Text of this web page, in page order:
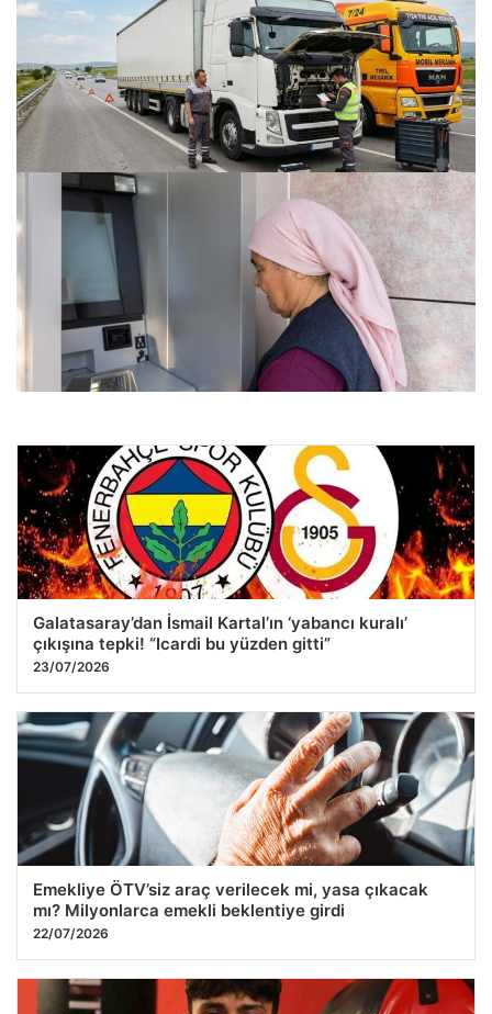
Gaziantep Şehir Geneli Araç Performans Sistemleri –
Gaziantep Akücü
24.07.2026 22:07
Emekli maaşı ödemeleri ne zaman yatacak? SGK, Bağ-Kur,
Emekli Sandığı maaş ödemeleri başladı
24.07.2026 12:29
Galatasaray’dan İsmail Kartal’ın ‘yabancı kuralı’
çıkışına tepki! “Icardi bu yüzden gitti”
23/07/2026
Emekliye ÖTV’siz araç verilecek mi, yasa çıkacak
mı? Milyonlarca emekli beklentiye girdi
22/07/2026